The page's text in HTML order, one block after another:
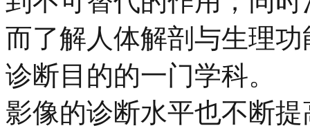
而了解人体解剖与生理
诊断目的的一门学科。
影像的诊断水平也不断